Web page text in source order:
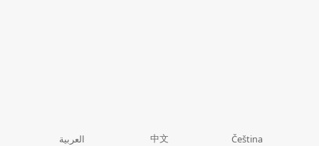
العربية 中文 Čeština